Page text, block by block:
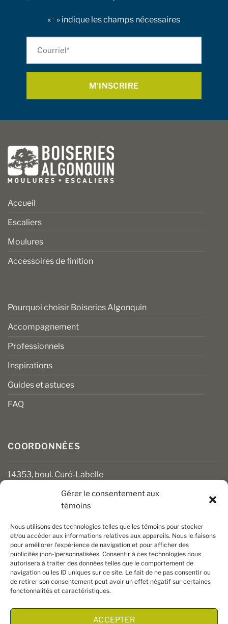
Gérer le consentement aux
témoins
Nous utilisons des technologies telles que les témoins pour stocker
et/ou accéder aux informations relatives aux appareils. Nous le faisons
pour améliorer l’expérience de navigation et pour afficher des
publicités (non-)personnalisées. Consentir à ces technologies nous
autorisera à traiter des données telles que le comportement de
navigation ou les ID uniques sur ce site. Le fait de ne pas consentir ou
de retirer son consentement peut avoir un effet négatif sur certaines
fonctonnalités et caractéristiques.
ACCEPTER
«* » indique les champs nécessaires
Accueil
Escaliers
Moulures
Accessoires de finition
Pourquoi choisir Boiseries Algonquin
Accompagnement
Professionnels
Inspirations
Guides et astuces
FAQ
COORDONNÉES
14353, boul. Curé-Labelle
clients@boiseriesalgonquin.com
HEURES D’OUVERTURE
Lundi au vendredi : 6 h 30 à 17 h 30
Samedi : 8 h à 17 h
Dimanche : Fermé